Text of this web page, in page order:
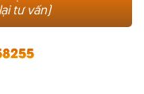
tư vấn)